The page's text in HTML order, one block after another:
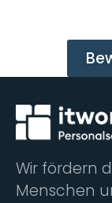
Wir fördern
Menschen